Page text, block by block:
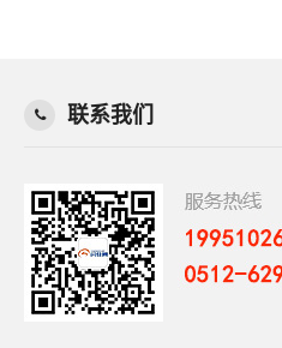
联系我们